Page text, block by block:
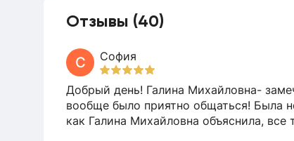
Отзывы (40)
С София
Добрый день! Галина Михайловна-
вообще было приятно общаться! Была
как Галина Михайловна объяснила,